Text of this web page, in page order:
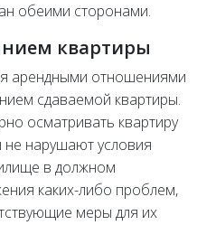
обеими сторонами.
квартиры
арендными отношениями
сдаваемой квартиры.
осматривать квартиру
не нарушают условия
в должном
каких-либо проблем,
меры для их